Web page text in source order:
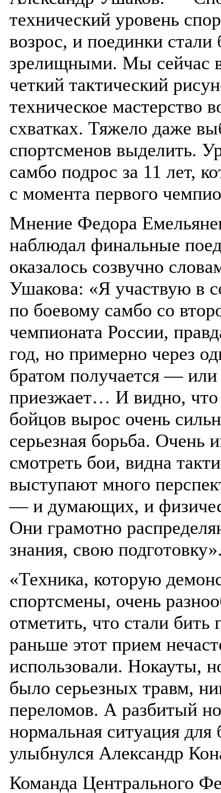
технический уровень
возрос, и поединки стали
зрелищными. Мы сейчас
четкий тактический
техническое мастерство
схватках. Тяжело даже
спортсменов выделить.
самбо подрос за 11 лет,
с момента первого
Мнение Федора
наблюдал финальные
оказалось созвучно
Ушакова: «Я участвую в
по боевому самбо со
чемпионата России,
год, но примерно через
братом получается —
приезжает… И видно, что
бойцов вырос очень
серьезная борьба. Очень
смотреть бои, видна
выступают много
— и думающих, и
Они грамотно
знания, свою
«Техника, которую
спортсмены, очень
отметить, что стали
раньше этот прием
использовали. Нокауты,
было серьезных травм,
переломов. А разбитый
нормальная ситуация
улыбнулся Александр
Команда Центрального